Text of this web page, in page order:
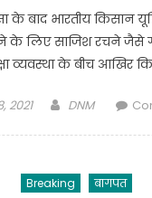
के बाद भारतीय
के लिए साजिश रचने
व्यवस्था के बीच आखिर
2021 Author
DNM
Breaking बागपत